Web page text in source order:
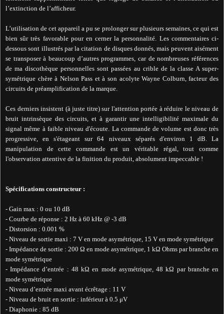
l’extinction de l’afficheur.
L’utilisation de cet appareil a pu se prolonger sur plusieurs semaines, ce qui est
bien sûr très favorable pour en cerner la personnalité. Les commentaires ci-
dessous sont illustrés par la citation de disques donnés, mais peuvent aisément
se transposer à beaucoup d’autres programmes, car de nombreuses références
de ma discothèque personnelles sont passées au crible de la classe A super-
symétrique chère à Nelson Pass et à son acolyte Wayne Colburn, facteur des
circuits de préamplification de la marque.
Ces derniers insistent (à juste titre) sur l'attention portée à réduire le niveau de
bruit intrinsèque des circuits, et à garantir une intelligibilité maximale du
signal même à faible niveau d'écoute. La commande de volume est donc très
progressive, en s'étageant sur 64 niveaux séparés d'environ 1 dB. La
manipulation de cette commande est un véritable régal, tout comme
l'observation attentive de la finition du produit, absolument impeccable !
Spécifications constructeur :
- Gain max : 0 ou 10 dB
- Courbe de réponse : 2 Hz à 60 kHz @ -3 dB
- Distorsion : 0.001 %
- Niveau de sortie maxi : 7 V en mode asymétrique, 15 V en mode symétrique
- Impédance de sortie : 200 Ω en mode asymétrique, 1 kΩ Ohms par branche en
mode symétrique
- Impédance d’entrée : 48 kΩ en mode asymétrique, 48 kΩ par branche en
mode symétrique
- Niveau d’entrée maxi avant écrêtage : 11 V
- Niveau de bruit en sortie : inférieur à 0.5 μV
- Diaphonie : 85 dB